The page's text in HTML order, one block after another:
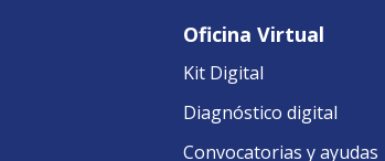
Oficina Virtual
Kit Digital
Diagnóstico digital
Convocatorias y ayudas